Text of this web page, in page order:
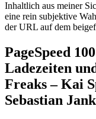
Inhaltlich aus meiner
eine rein subjektive
der URL auf dem
PageSpeed
Ladezeiten
Freaks – Kai
Sebastian